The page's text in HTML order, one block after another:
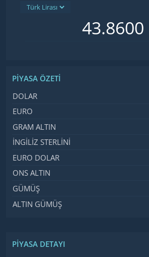
PIYASA ÖZETI
İsim, Kod
DOLAR
EURO
GRAM ALTIN
İNGILIZ STERLINI
EURO DOLAR
ONS ALTIN
GÜMÜŞ
ALTIN GÜMÜŞ
PIYASA DETAYI